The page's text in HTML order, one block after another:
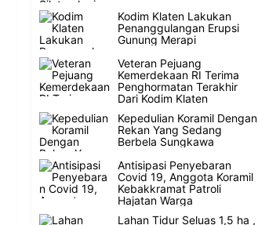
Kodim Klaten Lakukan
Penanggulangan Erupsi
Gunung Merapi
Veteran Pejuang
Kemerdekaan RI Terima
Penghormatan Terakhir
Dari Kodim Klaten
Kepedulian Koramil Dengan
Rekan Yang Sedang
Berbela Sungkawa
Antisipasi Penyebaran
Covid 19, Anggota Koramil
Kebakkramat Patroli
Hajatan Warga
Lahan Tidur Seluas 1,5 ha ,